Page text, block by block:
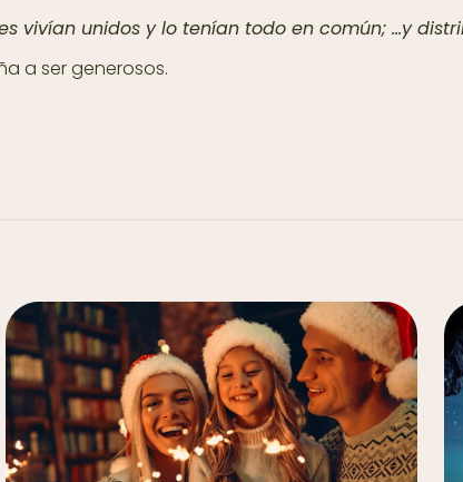
vivían unidos y lo tenían todo en común; …y
a ser generosos.